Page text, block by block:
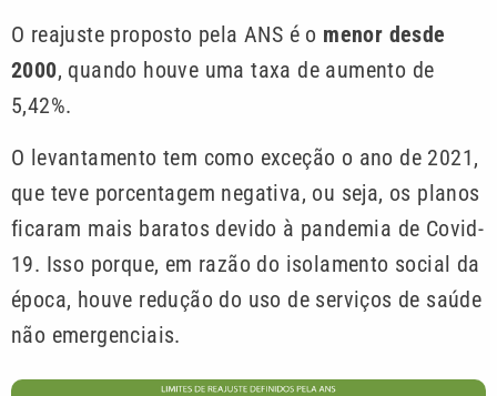
O reajuste proposto pela ANS é o menor desde
2000, quando houve uma taxa de aumento de
5,42%.
O levantamento tem como exceção o ano de 2021,
que teve porcentagem negativa, ou seja, os planos
ficaram mais baratos devido à pandemia de Covid-
19. Isso porque, em razão do isolamento social da
época, houve redução do uso de serviços de saúde
não emergenciais.